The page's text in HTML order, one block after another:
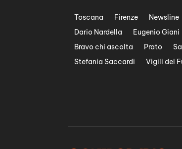
Toscana Firenze Newsline
Dario Nardella
Eugenio Giani
Bravo chi ascolta
Prato
Stefania Saccardi
Vigili del